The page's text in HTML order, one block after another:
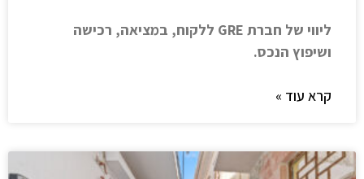
ליווי של חברת GRE ללקוח, במציאה, רכישה
ושיפוץ הנכס.
קרא עוד »